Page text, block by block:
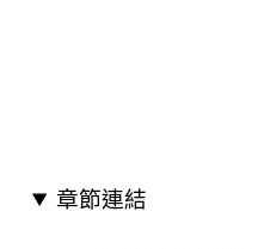
章節連結